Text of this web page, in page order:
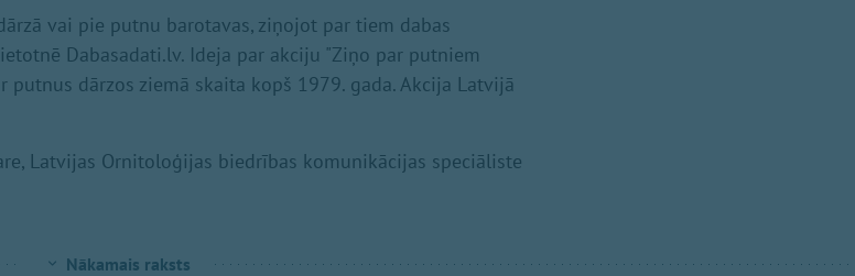
vai pie putnu barotavas, ziņojot par tiem dabas
Dabasadati.lv. Ideja par akciju "Ziņo par putniem
dārzos ziemā skaita kopš 1979. gada. Akcija Latvijā
Latvijas Ornitoloģijas biedrības komunikācijas speciāliste
Nākamais raksts